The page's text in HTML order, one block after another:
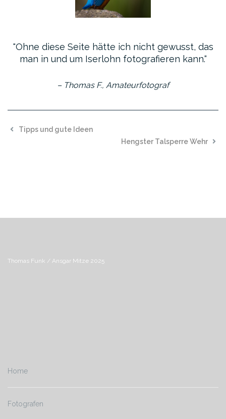
Ohne diese Seite hätte ich nicht gewusst, das
man in und um Iserlohn fotografieren kann.“
– Thomas F., Amateurfotograf
Tipps und gute Ideen
Hengster Talsperre Wehr
Thomas Funk / Ansgar Mitze 2025
Home
Fotografen